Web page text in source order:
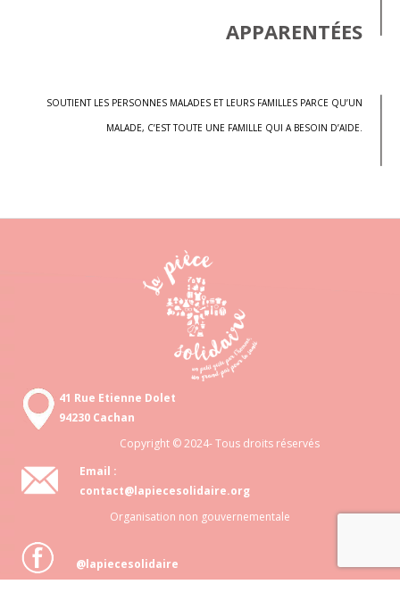
APPARENTÉES
SOUTIENT LES PERSONNES MALADES ET LEURS FAMILLES PARCE QU’UN
MALADE, C’EST TOUTE UNE FAMILLE QUI A BESOIN D’AIDE.
41 Rue Etienne Dolet
94230 Cachan
Copyright © 2024- Tous droits réservés
Email :
contact@lapiecesolidaire.org
Organisation non gouvernementale
@lapiecesolidaire